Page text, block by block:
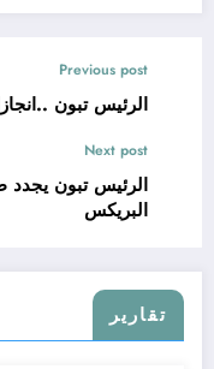
Previous post
الرئيس تبون ..انجازات
Next post
الرئيس تبون يجدد
البريكس
تقارير